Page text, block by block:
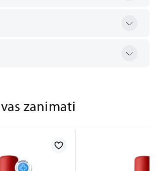
zanimati